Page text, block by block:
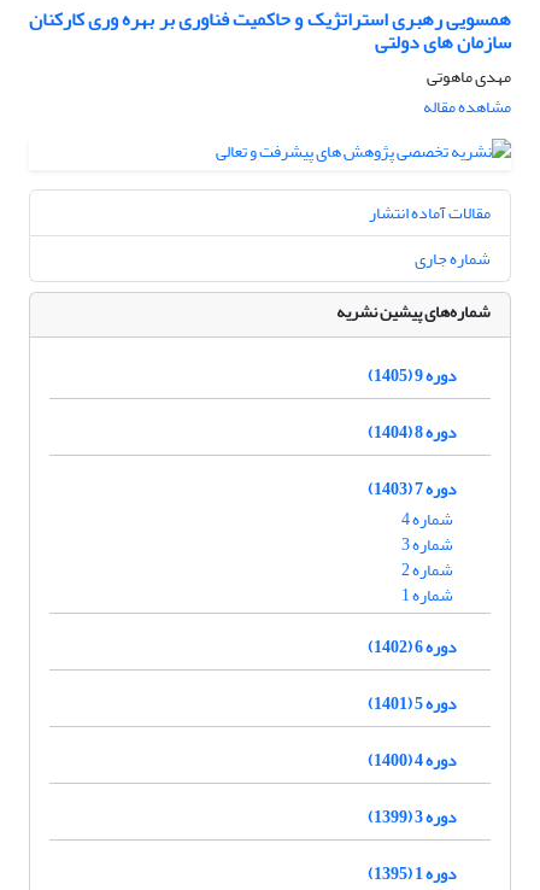
همسویی رهبری استراتژیک و حاکمیت فناوری بر بهره وری کارکنان
سازمان های دولتی
مهدی ماهوتی
مشاهده مقاله
مقالات آماده انتشار
شماره جاری
شماره‌های پیشین نشریه
دوره 9 (1405)
دوره 8 (1404)
دوره 7 (1403)
شماره 4
شماره 3
شماره 2
شماره 1
دوره 6 (1402)
دوره 5 (1401)
دوره 4 (1400)
دوره 3 (1399)
دوره 1 (1395)